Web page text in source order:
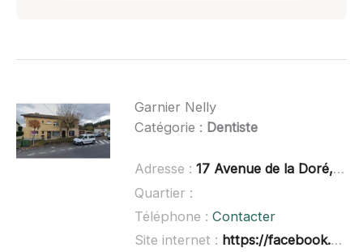
Garnier Nelly
Catégorie : Dentiste
Adresse : 17 Avenue de la Doré, 63600 Ambert
Quartier :
Téléphone : Contacter
Site internet : https://facebook.com/drgarniernelly/